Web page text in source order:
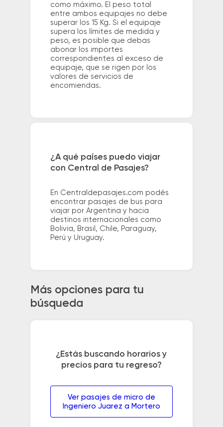
como máximo. El peso total
entre ambos equipajes no debe
superar los 15 Kg. Si el equipaje
supera los límites de medida y
peso, es posible que debas
abonar los importes
correspondientes al exceso de
equipaje, que se rigen por los
valores de servicios de
encomiendas.
¿A qué países puedo viajar
con Central de Pasajes?
En Centraldepasajes.com podés
encontrar pasajes de bus para
viajar por Argentina y hacia
destinos internacionales como
Bolivia, Brasil, Chile, Paraguay,
Perú y Uruguay.
Más opciones para tu
búsqueda
¿Estás buscando horarios y
precios para tu regreso?
Ver pasajes de micro de
Ingeniero Juarez a Mortero